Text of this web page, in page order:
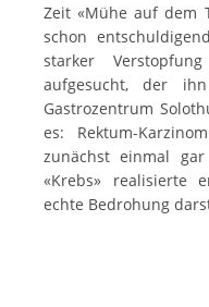
Zeit «Mühe auf dem
schon
starker
aufgesucht, der
Gastrozentrum
es: Rektum-
zunächst einmal
«Krebs» realisierte
echte Bedrohung